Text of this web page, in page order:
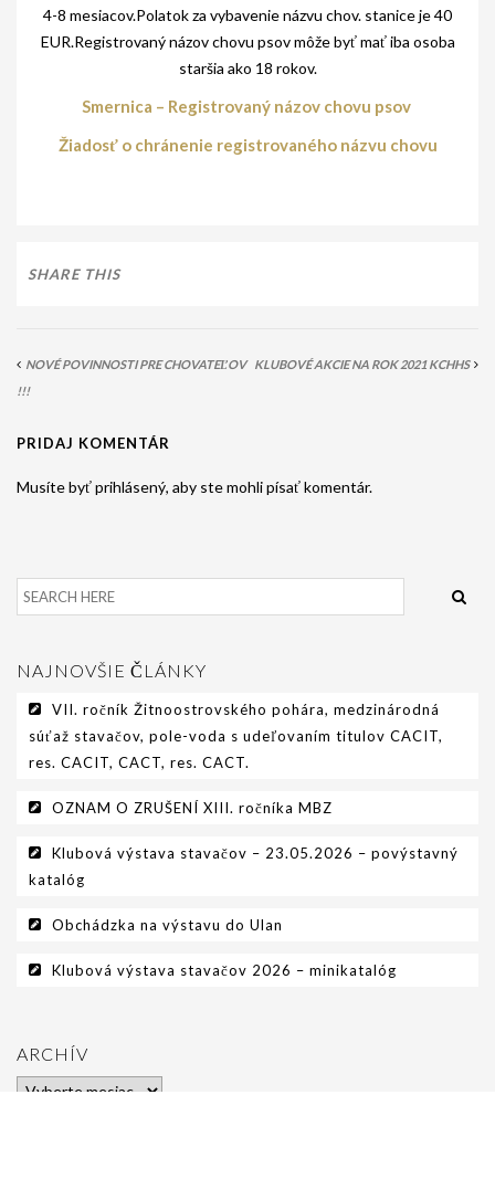
CHOVATEĽSKÉ STANICE
OČAKÁVANÉ VRHY NDS V ROKU 2026
PUDELPOINTER
ŠTANDARD
MEDZINÁRODNÁ SÚŤAŽ HRUBOSRSTÝCH
STAVAČOV „MEMORIÁL B. ZEMKA“
VÝSTAVY
KYNOLOGICKÝ KALENDÁR
INZERCIA
KONTAKT
4-8 mesiacov.Polatok za vybavenie názvu chov. stanice je 40
EUR.Registrovaný názov chovu psov môže byť mať iba osoba
staršia ako 18 rokov.
Smernica – Registrovaný názov chovu psov
Žiadosť o chránenie registrovaného názvu chovu
SHARE THIS
NOVÉ POVINNOSTI PRE CHOVATEĽOV
!!!
KLUBOVÉ AKCIE NA ROK 2021 KCHHS
PRIDAJ KOMENTÁR
Musíte byť prihlásený, aby ste mohli písať komentár.
NAJNOVŠIE ČLÁNKY
VII. ročník Žitnoostrovského pohára, medzinárodná
súťaž stavačov, pole-voda s udeľovaním titulov CACIT,
res. CACIT, CACT, res. CACT.
OZNAM O ZRUŠENÍ XIII. ročníka MBZ
Klubová výstava stavačov – 23.05.2026 – povýstavný
katalóg
Obchádzka na výstavu do Ulan
Klubová výstava stavačov 2026 – minikatalóg
ARCHÍV
Archív